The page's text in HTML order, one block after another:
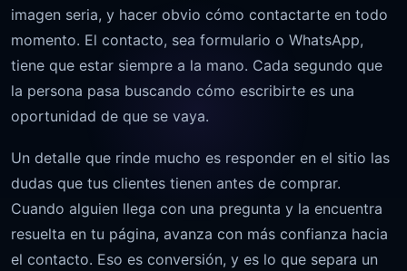
imagen seria, y hacer obvio cómo contactarte en todo
momento. El contacto, sea formulario o WhatsApp,
tiene que estar siempre a la mano. Cada segundo que
la persona pasa buscando cómo escribirte es una
oportunidad de que se vaya.
Un detalle que rinde mucho es responder en el sitio las
dudas que tus clientes tienen antes de comprar.
Cuando alguien llega con una pregunta y la encuentra
resuelta en tu página, avanza con más confianza hacia
el contacto. Eso es conversión, y es lo que separa un